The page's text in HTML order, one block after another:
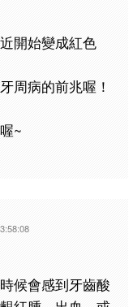
開始變成紅色
周病的前兆喔！
~
候會感到牙齒酸